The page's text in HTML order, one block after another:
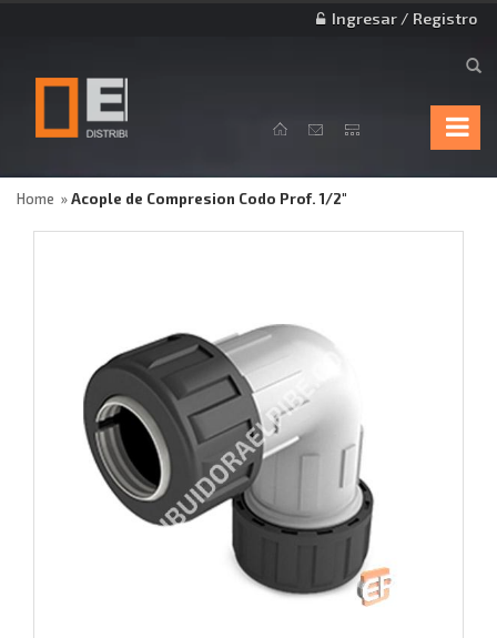
Ingresar / Registro
Home Acople de Compresion Codo Prof. 1/2"